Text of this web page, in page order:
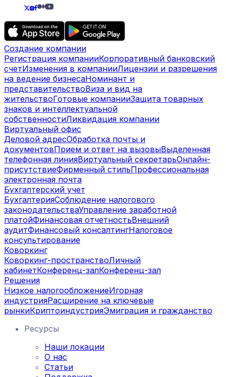
Создание компании
Регистрация компанииКорпоративный банковский
счетИзменения в компанииЛицензии и разрешения
на ведение бизнесаНоминант и
представительствоВиза и вид на
жительствоГотовые компанииЗащита товарных
знаков и интеллектуальной
собственностиЛиквидация компании
Виртуальный офис
Деловой адресОбработка почты и
документовПрием и ответ на вызовыВыделенная
телефонная линияВиртуальный секретарьОнлайн-
присутствиеФирменный стильПрофессиональная
электронная почта
Бухгалтерский учет
БухгалтерияСоблюдение налогового
законодательстваУправление заработной
платойФинансовая отчетностьВнешний
аудитФинансовый консалтингНалоговое
консультирование
Коворкинг
Коворкинг-пространствоЛичный
кабинетКонференц-залКонференц-зал
Решения
Низкое налогообложениеИгорная
индустрияРасширение на ключевые
рынкиКриптоиндустрияЭмиграция и гражданство
Ресурсы
Наши локации
О нас
Статьи